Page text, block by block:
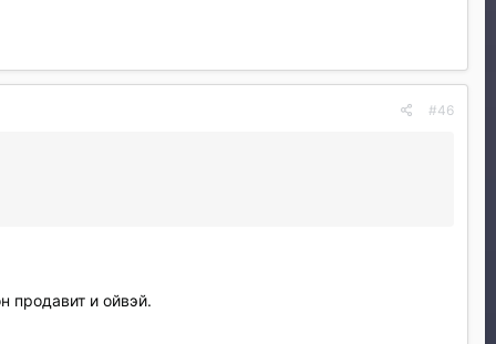
#46
продавит и ойвэй.